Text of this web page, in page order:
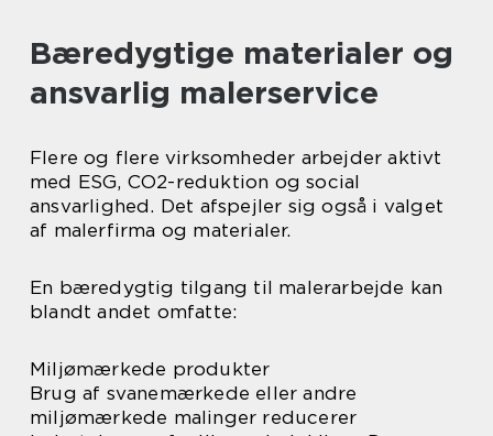
Bæredygtige materialer og
ansvarlig malerservice
Flere og flere virksomheder arbejder aktivt
med ESG, CO2-reduktion og social
ansvarlighed. Det afspejler sig også i valget
af malerfirma og materialer.
En bæredygtig tilgang til malerarbejde kan
blandt andet omfatte:
Miljømærkede produkter
Brug af svanemærkede eller andre
miljømærkede malinger reducerer